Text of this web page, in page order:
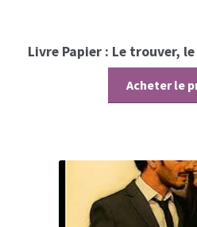
Livre Papier : Le trouver,
Acheter le